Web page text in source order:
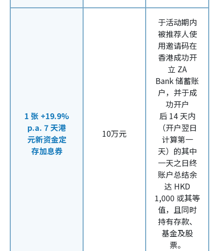
1 张 +19.9%
p.a. 7 天港
元新资金定
存加息券
10万元
于活动期内
被推荐人使
用邀请码在
香港成功开
立 ZA
Bank储蓄账
户，并于成
功开户
后14 天内
（开户翌日
计算第一
天）的其中
一天之日终
账户总结余
达 HKD
1,000 或其等
值，且同时
持有存款、
基金及股
票。